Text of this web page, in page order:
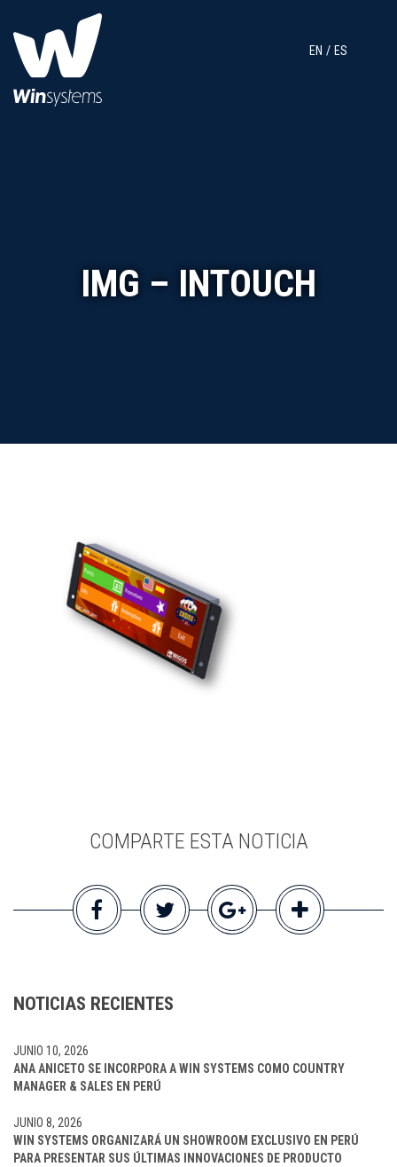
EN ES
IMG – INTOUCH
COMPARTE ESTA NOTICIA
NOTICIAS RECIENTES
ANA ANICETO SE INCORPORA A WIN SYSTEMS COMO COUNTRY
MANAGER & SALES EN PERÚ
JUNIO 10, 2026
WIN SYSTEMS ORGANIZARÁ UN SHOWROOM EXCLUSIVO EN PERÚ
PARA PRESENTAR SUS ÚLTIMAS INNOVACIONES DE PRODUCTO
JUNIO 8, 2026